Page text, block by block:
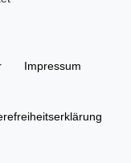
Impressum